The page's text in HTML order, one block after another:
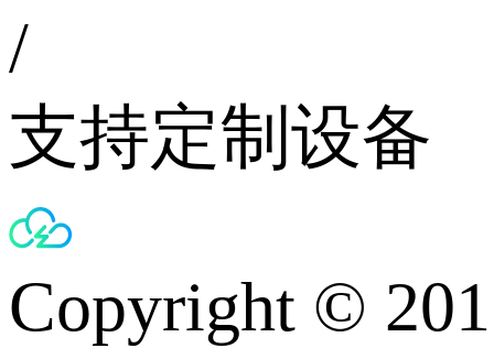
/
支持定制设备
Copyright ©